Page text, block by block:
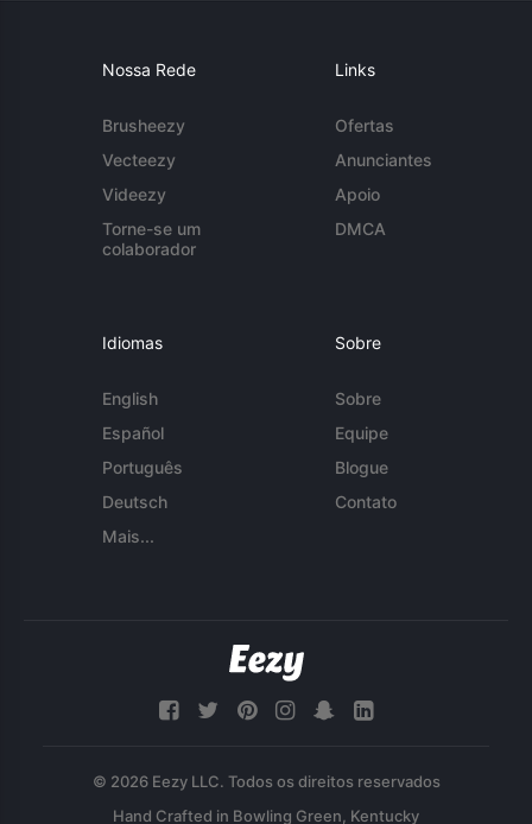
Nossa Rede
Brusheezy
Vecteezy
Videezy
Torne-se um
colaborador
Links
Ofertas
Anunciantes
Apoio
DMCA
Idiomas
English
Español
Português
Deutsch
Mais...
Sobre
Sobre
Equipe
Blogue
Contato
© 2026 Eezy LLC. Todos os direitos reservados